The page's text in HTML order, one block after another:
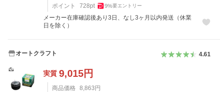
ポイント
728pt 9%要エントリー
メーカー在庫確認後あり3日、なし3ヶ月以内発送（休業
日を除く）
オートクラフト 4.61
実質 9,015円
商品価格 8,863 円